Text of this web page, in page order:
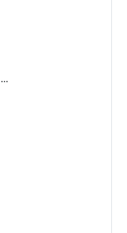
Längd 52, bredd 26, höjd 52mm. För 8-12.76mm glas. Sidenmatt pulverlack. Ej RAL-bestämd men är mest lik RAL9006. Underplatta ingår.